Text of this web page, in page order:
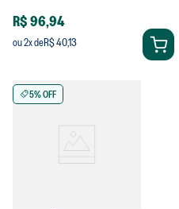
R$ 96,94
ou2x deR$ 40,13
5% OFF